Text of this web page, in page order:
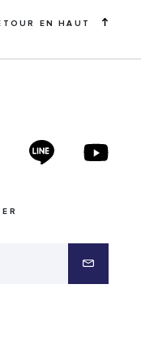
EN HAUT